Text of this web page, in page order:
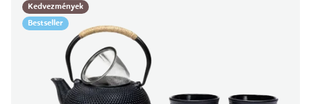
Kedvezmények
Bestseller